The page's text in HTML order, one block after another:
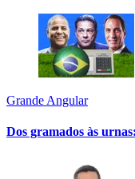
Grande Angular
Dos gramados às